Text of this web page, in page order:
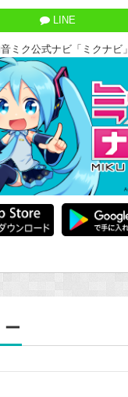
LINE
ミク公式ナビ「ミクナビ」
ー